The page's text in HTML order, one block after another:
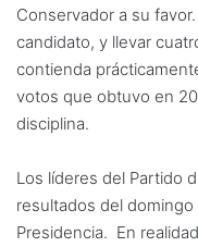
Conservador a su
candidato, y llevar
contienda
votos que obtuvo en
disciplina.
Los líderes del Partido
resultados del
Presidencia. En